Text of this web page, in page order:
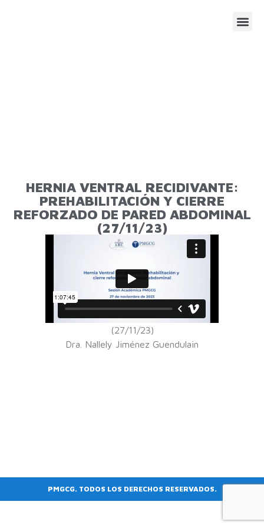
HERNIA VENTRAL RECIDIVANTE:
PREHABILITACIÓN Y CIERRE
REFORZADO DE PARED ABDOMINAL
(27/11/23)
(27/11/23)
Dra. Nallely Jiménez Guendulain
PMGCG. TODOS LOS DERECHOS RESERVADOS.